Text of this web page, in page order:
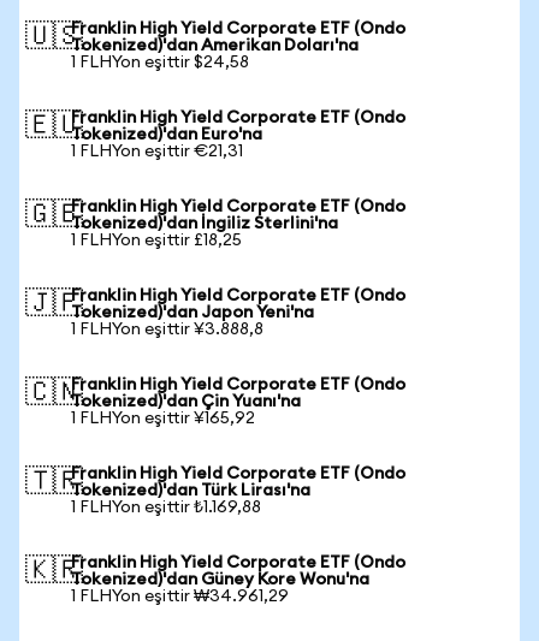
🇺🇸Franklin High Yield Corporate ETF (Ondo
Tokenized)'dan Amerikan Doları'na
1 FLHYon eşittir $24,58
🇪🇺Franklin High Yield Corporate ETF (Ondo
Tokenized)'dan Euro'na
1 FLHYon eşittir €21,31
🇬🇧Franklin High Yield Corporate ETF (Ondo
Tokenized)'dan İngiliz Sterlini'na
1 FLHYon eşittir £18,25
🇯🇵Franklin High Yield Corporate ETF (Ondo
Tokenized)'dan Japon Yeni'na
1 FLHYon eşittir ¥3.888,8
🇨🇳Franklin High Yield Corporate ETF (Ondo
Tokenized)'dan Çin Yuanı'na
1 FLHYon eşittir ¥165,92
🇹🇷Franklin High Yield Corporate ETF (Ondo
Tokenized)'dan Türk Lirası'na
1 FLHYon eşittir ₺1.169,88
🇰🇷Franklin High Yield Corporate ETF (Ondo
Tokenized)'dan Güney Kore Wonu'na
1 FLHYon eşittir ₩34.961,29